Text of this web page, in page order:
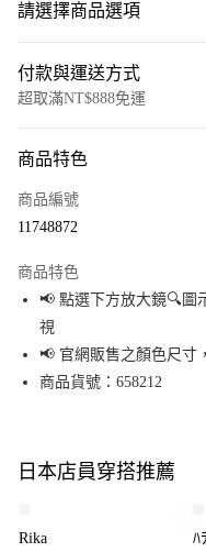
請選擇商品選項
付款與運送方式
超取滿NT$888免運
信用卡一次付款
Apple Pay
街口支付
悠遊付
全盈+PAY
商品特色
商品編號
11748872
商品特色
📢 點選下方放大鏡🔍圖
視
📢 官網販售之顏色尺寸
商品貨號：658212
日本店員穿搭推薦
Rika ﾊ